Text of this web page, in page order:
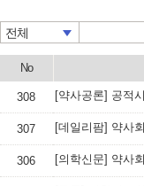
전체
No
308 [약사공론] 공적
307 [데일리팜] 약사
306